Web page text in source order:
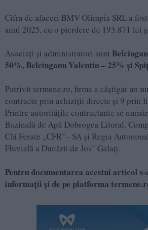
Cifra de afaceri BMV Olimpia SRL a
anul 2025, cu o pierdere de 193.871 lei
Asociați și administratori sunt
50%, Belciuganu Valentin – 25% și
Potrivit termene.ro, firma a câștigat un
contracte prin achiziții directe și 9 prin
Printre autoritățile contractante se
Bazinală de Apă Dobrogea Litoral,
Căi Ferate „CFR" - SA și Regia
Fluvială a Dunării de Jos" Galați.
Pentru documentarea acestui articol
informații și de pe platforma